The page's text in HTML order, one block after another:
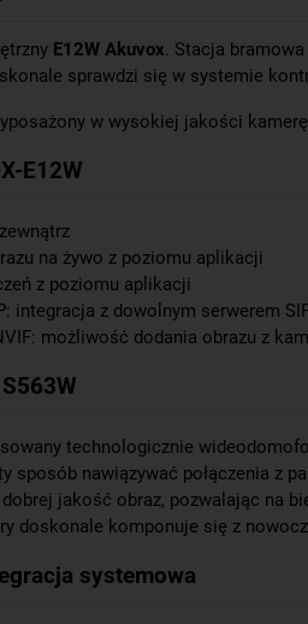
E12W Akuvox. Stacja
sprawdzi się w systemie
w wysokiej jakości kamerę
E12W
na żywo z poziomu aplikacji
z poziomu aplikacji
integracja z dowolnym serwerem
możliwość dodania obrazu z
technologicznie
sposób nawiązywać połączenia z
dobrej jakość obraz, pozwalając na
doskonale komponuje się z
systemowa